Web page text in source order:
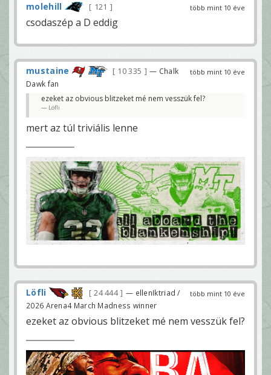
több mint 10 éve
molehill 121
csodaszép a D eddig
több mint 10 éve
mustaine 10 335
— Chalk
Dawk fan
ezeket az obvious blitzeket mé nem vesszük fel?
Löfli
mert az túl triviális lenne
több mint 10 éve
Löfli 24 444
— ellenIktriad /
2026 Arena4 March Madness winner
ezeket az obvious blitzeket mé nem vesszük fel?